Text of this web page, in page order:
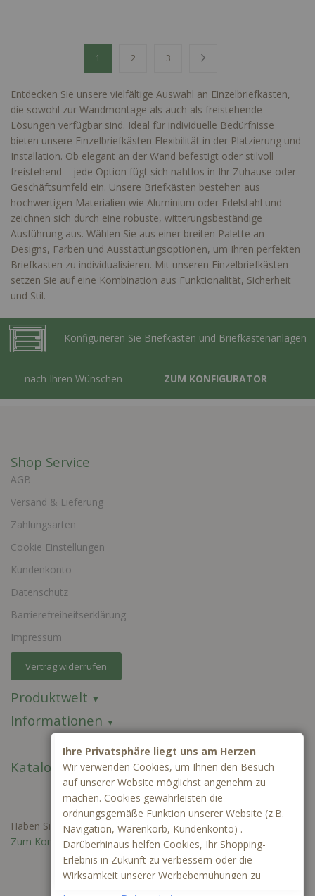
Seite
Sie lesen gerade Seite
1 Seite
2 Seite
3
Entdecken Sie unsere vielfältige Auswahl an Einzelbriefkästen,
die sowohl zur Wandmontage als auch als freistehende
Lösungen verfügbar sind. Ideal für individuelle Bedürfnisse
bieten unsere Einzelbriefkästen Flexibilität in der Platzierung und
Installation. Ob elegant an der Wand befestigt oder stilvoll
freistehend – jede Option fügt sich nahtlos in Ihr Zuhause oder
Geschäftsumfeld ein. Unsere Briefkästen bestehen aus
hochwertigen Materialien wie Aluminium oder Edelstahl und
zeichnen sich durch eine robuste, witterungsbeständige
Ausführung aus. Wählen Sie aus einer breiten Palette an
Designs, Farben und Ausstattungsoptionen, um Ihren perfekten
Briefkasten zu individualisieren. Mit unseren Einzelbriefkästen
setzen Sie auf eine Kombination aus Funktionalität, Sicherheit
und Stil.
Konfigurieren Sie Briefkästen und Briefkastenanlagen
nach Ihren Wünschen ZUM KONFIGURATOR
Shop Service
AGB
Versand & Lieferung
Zahlungsarten
Cookie Einstellungen
Kundenkonto
Datenschutz
Barrierefreiheitserklärung
Impressum
Vertrag widerrufen
Produktwelt
Informationen
Kataloge
Haben Sie Fragen oder benötigen Sie ein individuelles Angebot?
Zum Kontaktformular
Ihre Privatsphäre liegt uns am Herzen
Wir verwenden Cookies, um Ihnen den Besuch
auf unserer Website möglichst angenehm zu
machen. Cookies gewährleisten die
ordnungsgemäße Funktion unserer Website (z.B.
Navigation, Warenkorb, Kundenkonto) .
Darüberhinaus helfen Cookies, Ihr Shopping-
Erlebnis in Zukunft zu verbessern oder die
Wirksamkeit unserer Werbebemühungen zu